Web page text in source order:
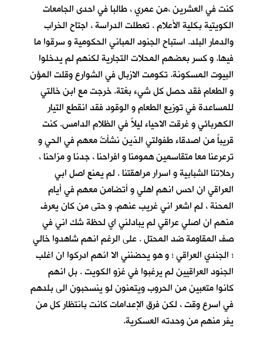
كنت في العشرين ،من عمري ، طالبا في احدى الجامعات
الكويتية بكلية الأعلام . تعطلت الدراسة ، اجتاح الخراب
والدمار البلد. استباح الجنود المباني الحكومية و سرقوا ما
فيها. و كسر بعضهم المحلات التجارية لكنهم لم يدخلوا
البيوت المسكونة. تكومت الازبال في الشوارع وقلت المؤن
و الطعام فقد حصل كل شيء بغتة. خرجت مع ابن خالتي
للمساعدة في توزيع الطعام و الوقود فقد انقطع التيار
الكهربائي و غرقت الاحياء ليلاً في الظلام الدامس. كنت
قريباً من اصدقاء طفولتي الذين نشأتُ معهم في الحي و
ترعرعنا معا متقاسمين همومنا و افراحنا ، جدنا و مزاحنا ،
رحلاتنا الشبابية و اسرار مراهقتنا . لم يمنع اصل ابي
العراقي ان احس انهم اهلي و أتضامن معهم في أيام
المحنة ، لم اشعر اني غريب عنهم. و حتى من كان يعرف
منهم ان اصلي عراقي لم يبادلني اي لحظة شك اني في
صف المقاومة ضد المحتل . على الرغم انهم شاهدوا خالي
؛ الجندي العراقي ؛ و هو يحضنني الا انهم ادركوا ان اغلب
الجنود العراقيين لم يرغبوا في غزو الكويت . بل انهم
كانوا متعبين من الحروب ويتمنون لو ينسحبون الى بلدهم
في اسرع وقت ، لكن فرق الإعدامات كانت بانتظار كل من
يفر منهم من وحدته العسكرية.